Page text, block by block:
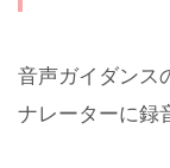
音声ガイダンス
ナレーターに録